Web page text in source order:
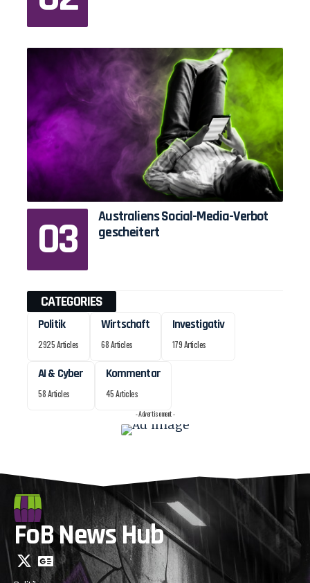
Australiens Social-Media-Verbot
gescheitert
CATEGORIES
Politik
2925 Articles
Wirtschaft
68 Articles
Investigativ
179 Articles
AI & Cyber
58 Articles
Kommentar
45 Articles
- Advertisement -
FoB News Hub